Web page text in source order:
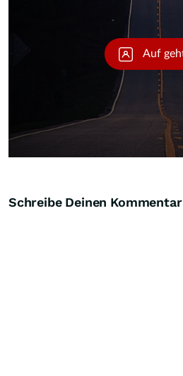
Schreibe Deinen Kommentar